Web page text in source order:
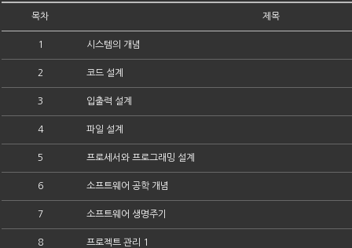
목차 제목
1 시스템의 개념
2 코드 설계
3 입출력 설계
4 파일 설계
5 프로세서와 프로그래밍 설계
6 소프트웨어 공학 개념
7 소프트웨어 생명주기
8 프로젝트 관리 1